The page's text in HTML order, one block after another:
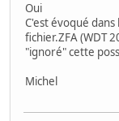
Oui
C'est évoqué
fichier.ZFA (WDT
"ignoré" cette
Michel